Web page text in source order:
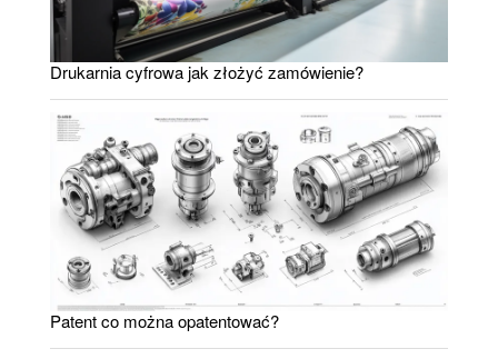
Drukarnia cyfrowa jak złożyć zamówienie?
Patent co można opatentować?